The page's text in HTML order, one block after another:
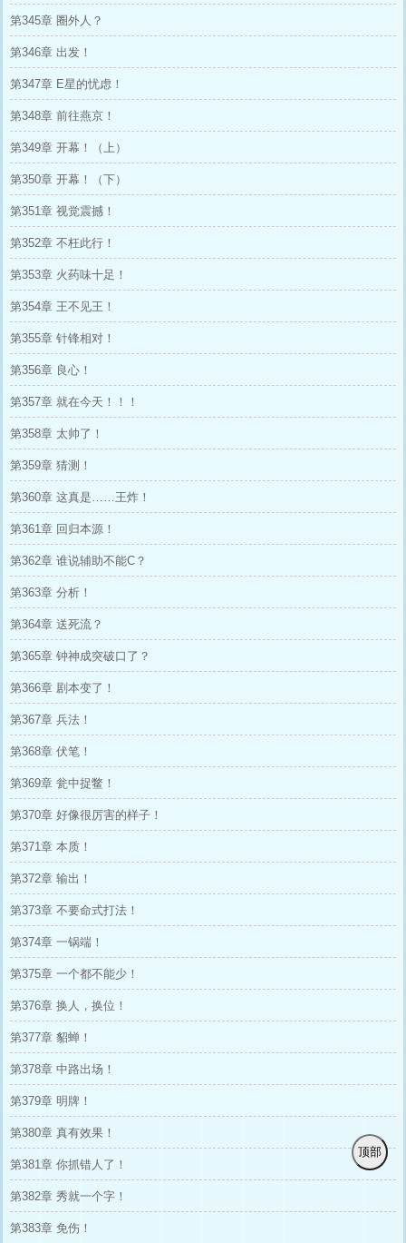
第345章 圈外人？
第346章 出发！
第347章 E星的忧虑！
第348章 前往燕京！
第349章 开幕！（上）
第350章 开幕！（下）
第351章 视觉震撼！
第352章 不枉此行！
第353章 火药味十足！
第354章 王不见王！
第355章 针锋相对！
第356章 良心！
第357章 就在今天！！！
第358章 太帅了！
第359章 猜测！
第360章 这真是……王炸！
第361章 回归本源！
第362章 谁说辅助不能C？
第363章 分析！
第364章 送死流？
第365章 钟神成突破口了？
第366章 剧本变了！
第367章 兵法！
第368章 伏笔！
第369章 瓮中捉鳖！
第370章 好像很厉害的样子！
第371章 本质！
第372章 输出！
第373章 不要命式打法！
第374章 一锅端！
第375章 一个都不能少！
第376章 换人，换位！
第377章 貂蝉！
第378章 中路出场！
第379章 明牌！
第380章 真有效果！
第381章 你抓错人了！
第382章 秀就一个字！
第383章 免伤！
顶部